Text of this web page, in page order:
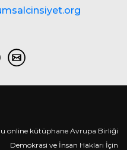
online kütüphane Avrupa Birliği
Demokrasi ve İnsan Hakları İçin